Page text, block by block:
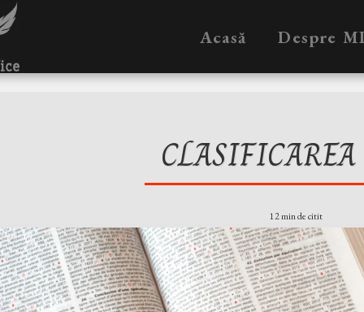
Acasă Despre
12 min de citit